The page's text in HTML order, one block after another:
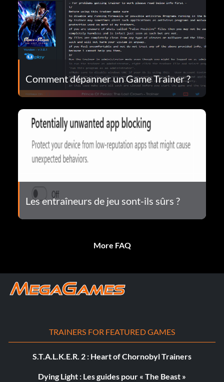
Comment dépanner un Game Trainer ?
Les entraîneurs de jeu sont-ils sûrs ?
More FAQ
TRAINERS FOR FEATURED GAMES
S.T.A.L.K.E.R. 2 : Heart of Chornobyl Trainers
Dying Light : Les guides pour « The Beast »